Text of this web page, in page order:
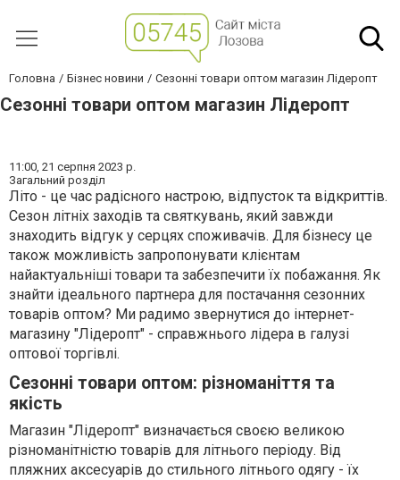
Головна Бізнес новини Сезонні товари оптом магазин Лідеропт
Сезонні товари оптом магазин Лідеропт
11:00, 21 серпня 2023 р.
Загальний розділ
Літо - це час радісного настрою, відпусток та відкриттів.
Сезон літніх заходів та святкувань, який завжди
знаходить відгук у серцях споживачів. Для бізнесу це
також можливість запропонувати клієнтам
найактуальніші товари та забезпечити їх побажання. Як
знайти ідеального партнера для постачання сезонних
товарів оптом? Ми радимо звернутися до інтернет-
магазину "Лідеропт" - справжнього лідера в галузі
оптової торгівлі.
Сезонні товари оптом: різноманіття та
якість
Магазин "Лідеропт" визначається своєю великою
різноманітністю товарів для літнього періоду. Від
пляжних аксесуарів до стильного літнього одягу - їх